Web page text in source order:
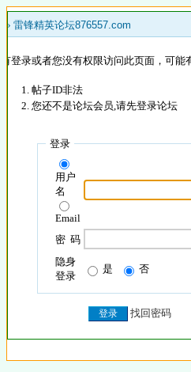
» 雷锋精英论坛876557.com
登录或者您没有权限访问此页面，可能
帖子ID非法
您还不是论坛会员,请先登录论坛
登录
用户
名
Email
密 码
隐身
登录
是 否
找回密码